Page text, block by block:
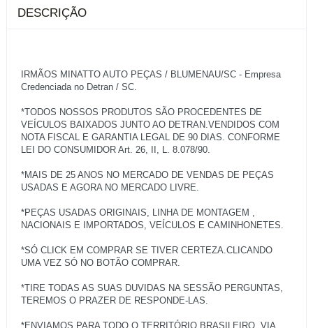
DESCRIÇÃO
IRMÃOS MINATTO AUTO PEÇAS / BLUMENAU/SC - Empresa
Credenciada no Detran / SC.
*TODOS NOSSOS PRODUTOS SÃO PROCEDENTES DE
VEÍCULOS BAIXADOS JUNTO AO DETRAN.VENDIDOS COM
NOTA FISCAL E GARANTIA LEGAL DE 90 DIAS. CONFORME
LEI DO CONSUMIDOR Art. 26, II, L. 8.078/90.
*MAIS DE 25 ANOS NO MERCADO DE VENDAS DE PEÇAS
USADAS E AGORA NO MERCADO LIVRE.
*PEÇAS USADAS ORIGINAIS, LINHA DE MONTAGEM ,
NACIONAIS E IMPORTADOS, VEÍCULOS E CAMINHONETES.
*SÓ CLICK EM COMPRAR SE TIVER CERTEZA.CLICANDO
UMA VEZ SÓ NO BOTÃO COMPRAR.
*TIRE TODAS AS SUAS DUVIDAS NA SESSÃO PERGUNTAS,
TEREMOS O PRAZER DE RESPONDE-LAS.
*ENVIAMOS PARA TODO O TERRITÓRIO BRASILEIRO, VIA